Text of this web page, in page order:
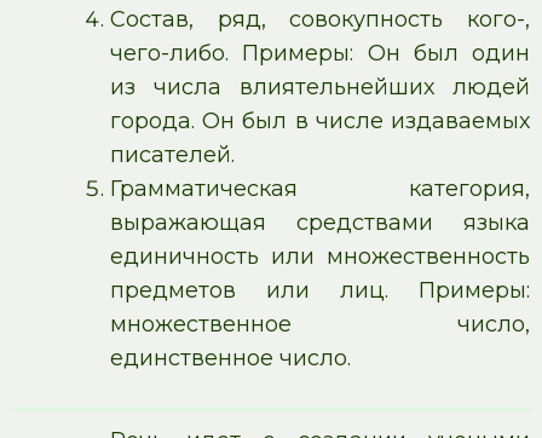
Состав, ряд, совокупность кого-,
чего-либо. Примеры: Он был один
из числа влиятельнейших людей
города. Он был в числе издаваемых
писателей.
Грамматическая категория,
выражающая средствами языка
единичность или множественность
предметов или лиц. Примеры:
множественное число,
единственное число.